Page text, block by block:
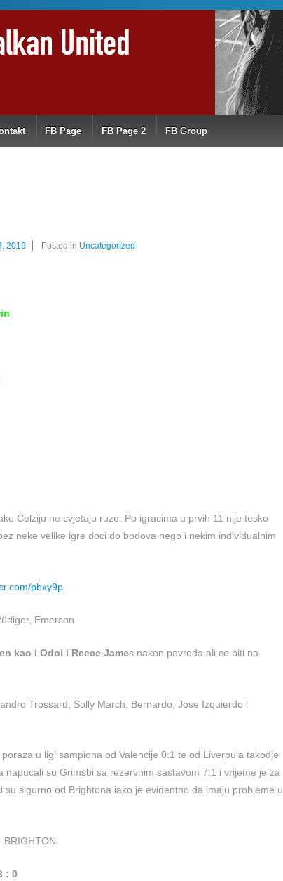
FB Page FB Page 2 FB Group
2019 Posted in Uncategorized
Celziju ne cvjetaju ruze. Po igracima u prvih 11 nije tesko
neke velike igre doci do bodova nego i nekim individualnim
pbxy9p
Emerson
kao i Odoi i Reece James nakon povreda ali ce biti na
Trossard, Solly March, Bernardo, Jose Izquierdo i
poraza u ligi sampiona od Valencije 0:1 te od Liverpula takodje
napucali su Grimsbi sa rezervnim sastavom 7:1 i vrijeme je za
su sigurno od Brightona iako je evidentno da imaju probleme u
BRIGHTON
: 0